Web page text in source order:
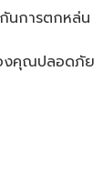
นการตกหล่น
องคุณปลอดภัย